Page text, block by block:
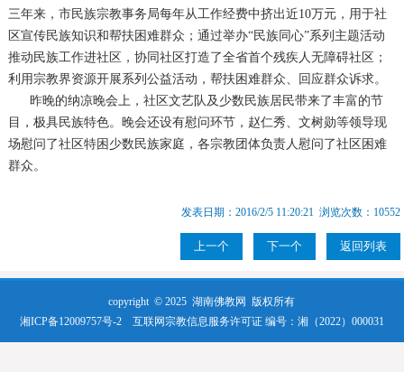
三年来，市民族宗教事务局每年从工作经费中挤出近10万元，用于社
区宣传民族知识和帮扶困难群众；通过举办“民族同心”系列主题活动
推动民族工作进社区，协同社区打造了全省首个残疾人无障碍社区；
利用宗教界资源开展系列公益活动，帮扶困难群众、回应群众诉求。
昨晚的纳凉晚会上，社区文艺队及少数民族居民带来了丰富的节
目，极具民族特色。晚会还设有慰问环节，赵仁秀、文树勋等领导现
场慰问了社区特困少数民族家庭，各宗教团体负责人慰问了社区困难
群众。
发表日期：2016/2/5 11:20:21 浏览次数：10552
上一个 下一个 返回列表
copyright © 2025 湖南佛教网 版权所有
湘ICP备12009757号-2
互联网宗教信息服务许可证 编号：湘（2022）000031